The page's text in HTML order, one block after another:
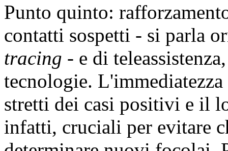
Punto quinto:
contatti sospetti - si parla
tracing - e di
tecnologie.
stretti dei casi positivi e il
infatti, cruciali per evitare